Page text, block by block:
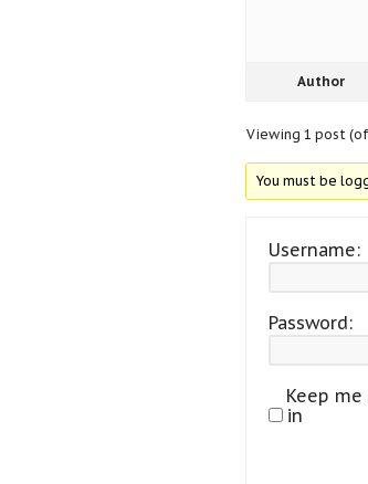
Author
Viewing 1 post
You must be
Username:
Password:
Keep
in